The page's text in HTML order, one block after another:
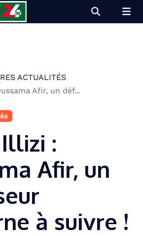
ACTUALITÉS
Afir, un déf...
Illizi :
Afir, un
à suivre !